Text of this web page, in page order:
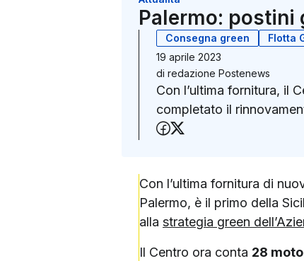
Palermo: postini
Consegna green Flotta
19 aprile 2023
di redazione Postenews
Con l’ultima fornitura, il
completato il
Condividi su
Con l’ultima fornitura di
Palermo, è il primo della
alla strategia green
Il Centro ora conta 28